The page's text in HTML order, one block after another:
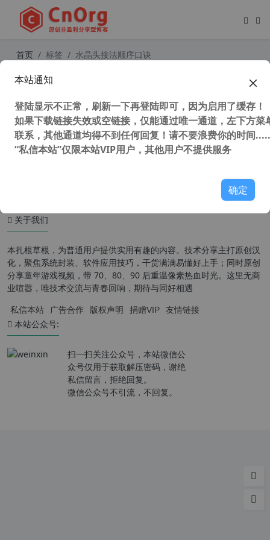
首页 标签 水晶头接法顺序口诀
关于我们
本扎根草根，为普通用户提供实用有趣的内容。技术分享主打原创汉
化，聚焦系统封装、软件应用技巧，干货满满易懂好上手；同时原创
分享童年游戏视频，带 70、80、90 后重温像素热血时光。这里无商
业喧嚣，唯技术交流与青春回响，期待与同好相遇
私信本站 广告合作 版权声明 捐赠VIP 友情链接
本站公众号:
扫一扫关注公众号，本站微信公
众号仅用于获取解压密码，谢绝
私信留言，拒绝回复。
微信公众号不引流，不回复。
本站通知
登陆显示不正常，刷新一下再登陆即可，因为启用了缓存！
如果下载链接失效或空链接，仅能通过唯一通道，左下方菜
联系，其他通道均得不到任何回复！请不要浪费你的时间
“私信本站”仅限本站VIP用户，其他用户不提供服务
确定